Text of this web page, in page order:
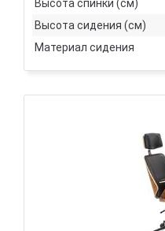
Высота спинки (см)
Высота сидения (см)
Материал сидения